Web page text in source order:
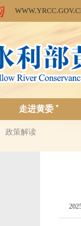
走进黄委
政策解读